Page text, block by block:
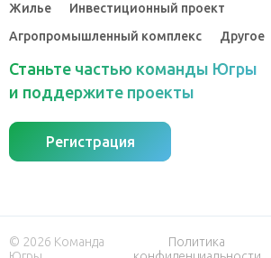
Жилье
Инвестиционный проект
Агропромышленный комплекс
Другое
Станьте частью команды Югры
и поддержите проекты
Регистрация
© 2026 Команда
Политика